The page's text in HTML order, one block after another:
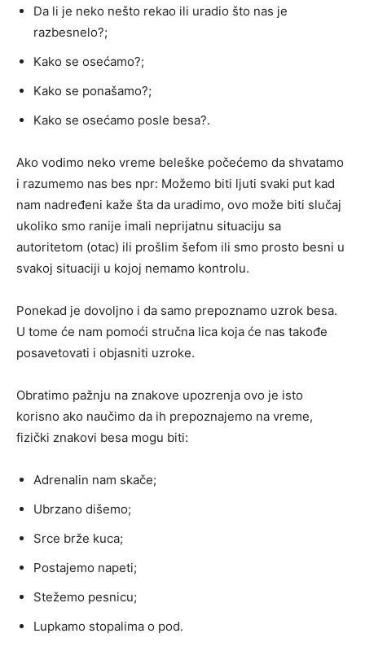
Da li je neko nešto rekao ili uradio što nas je
razbesnelo?;
Kako se osećamo?;
Kako se ponašamo?;
Kako se osećamo posle besa?.
Ako vodimo neko vreme beleške počećemo da shvatamo
i razumemo nas bes npr: Možemo biti ljuti svaki put kad
nam nadređeni kaže šta da uradimo, ovo može biti slučaj
ukoliko smo ranije imali neprijatnu situaciju sa
autoritetom (otac) ili prošlim šefom ili smo prosto besni u
svakoj situaciji u kojoj nemamo kontrolu.
Ponekad je dovoljno i da samo prepoznamo uzrok besa.
U tome će nam pomoći stručna lica koja će nas takođe
posavetovati i objasniti uzroke.
Obratimo pažnju na znakove upozrenja ovo je isto
korisno ako naučimo da ih prepoznajemo na vreme,
fizički znakovi besa mogu biti:
Adrenalin nam skače;
Ubrzano dišemo;
Srce brže kuca;
Postajemo napeti;
Stežemo pesnicu;
Lupkamo stopalima o pod.